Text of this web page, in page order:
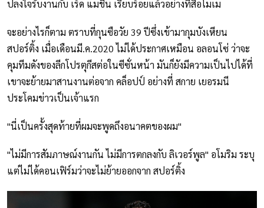
ปลงใจรับงานกับ เร้ด แมชีน เรียบร้อยแล้วอย่างที่สื่อโมเม
จะอย่างไรก็ตาม ตราบที่กุนซือวัย 39 ปีซึ่งเข้ามากุมบังเหียน
สปอร์ติ้ง เมื่อเดือนมี.ค.2020 ไม่ได้ประกาศเหมือน อลอนโซ่ ว่าจะ
คุมทีมดังของลีกโปรตุกีสต่อในซีซั่นหน้า มันก็ยังมีความเป็นไปได้ที่
เขาจะย้ายมาสานงานต่อจาก คล็อปป์ อย่างที่ สกาย เยอรมนี
ประโคมข่าวเป็นเจ้าแรก
"นี่เป็นครั้งสุดท้ายที่ผมจะพูดถึงอนาคตของผม"
"ไม่มีการสัมภาษณ์งานกัน ไม่มีการตกลงกับ ลิเวอร์พูล" อโมริม ระบุ
แต่ไม่ได้คอนเฟิร์มว่าจะไม่ย้ายออกจาก สปอร์ติ้ง